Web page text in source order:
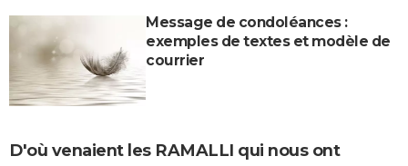
Message de condoléances :
exemples de textes et modèle de
courrier
D'où venaient les RAMALLI qui nous ont